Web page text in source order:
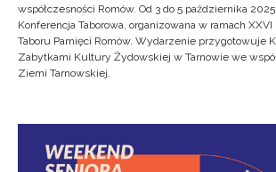
współczesności Romów. Od 3 do 5 października
Konferencja Taborowa, organizowana w ramach
Taboru Pamięci Romów. Wydarzenie przygotowuje
Zabytkami Kultury Żydowskiej w Tarnowie we
Ziemi Tarnowskiej.